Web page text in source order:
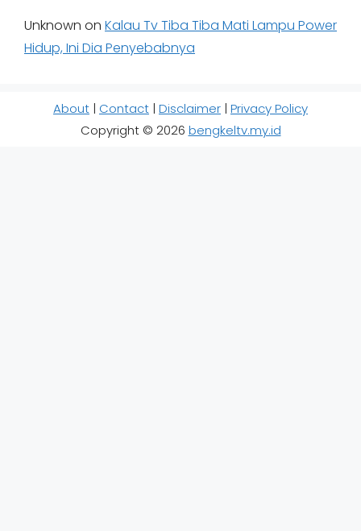
Unknown on Kalau Tv Tiba Tiba Mati Lampu Power
Hidup, Ini Dia Penyebabnya
About | Contact | Disclaimer | Privacy Policy
Copyright © 2026 bengkeltv.my.id